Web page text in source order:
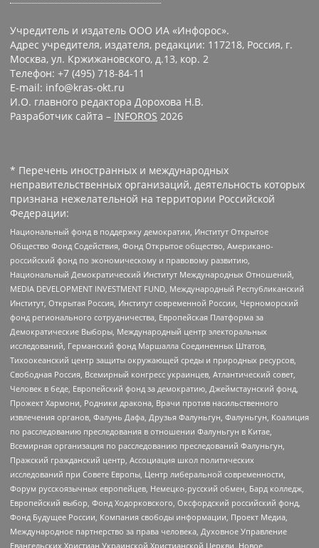
Учредитель и издатель ООО ИА «Инфорос».
Адрес учредителя, издателя, редакции: 117218, Россия, г.
Москва, ул. Кржижановского, д.13, кор. 2
Телефон: +7 (495) 718-84-11
E-mail: info@kras-okt.ru
И.О. главного редактора Дорохова Н.В.
Разработчик сайта – INFOROS 2026
* Перечень иностранных и международных
неправительственных организаций, деятельность которых
признана нежелательной на территории Российской
Федерации:
Национальный фонд в поддержку демократии, Институт Открытое
Общество Фонд Содействия, Фонд Открытое общество, Американо-
российский фонд по экономическому и правовому развитию,
Национальный Демократический Институт Международных Отношений,
MEDIA DEVELOPMENT INVESTMENT FUND, Международный Республиканский
Институт, Открытая Россия, Институт современной России, Черноморский
фонд регионального сотрудничества, Европейская Платформа за
Демократические Выборы, Международный центр электоральных
исследований, Германский фонд Маршалла Соединенных Штатов,
Тихоокеанский центр защиты окружающей среды и природных ресурсов,
Свободная Россия, Всемирный конгресс украинцев, Атлантический совет,
Человек в беде, Европейский фонд за демократию, Джеймстаунский фонд,
Прожект Хармони, Родники дракона, Врачи против насильственного
извлечения органов, Фалунь Дафа, Друзья Фалуньгун, Фалуньгун, Коалиция
по расследованию преследования в отношении Фалуньгун в Китае,
Всемирная организация по расследованию преследований Фалуньгун,
Пражский гражданский центр, Ассоциация школ политических
исследований при Совете Европы, Центр либеральной современности,
Форум русскоязычных европейцев, Немецко-русский обмен, Бард колледж,
Европейский выбор, Фонд Ходорковского, Оксфордский российский фонд,
Фонд Будущее России, Компания свободы информации, Проект Медиа,
Международное партнерство за права человека, Духовное Управление
Евангельских Христиан Украинской Христианской Церкви, Новое